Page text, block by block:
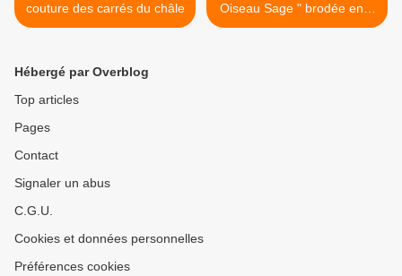
couture des carrés du châle
Oiseau Sage " brodée en 1
fl >
Hébergé par Overblog
Top articles
Pages
Contact
Signaler un abus
C.G.U.
Cookies et données personnelles
Préférences cookies